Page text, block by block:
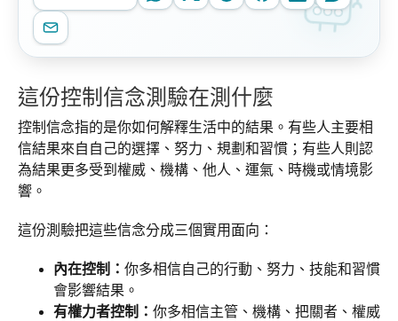
這份控制信念測驗在測什麼
控制信念指的是你如何解釋生活中的結果。有些人主要相
信結果來自自己的選擇、努力、規劃和習慣；有些人則認
為結果更多受到權威、機構、他人、運氣、時機或情境影
響。
這份測驗把這些信念分成三個實用面向：
內在控制： 你多相信自己的行動、努力、技能和習慣
會影響結果。
有權力者控制： 你多相信主管、機構、把關者、權威